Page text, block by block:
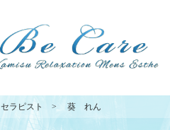
セラピスト 葵 れん